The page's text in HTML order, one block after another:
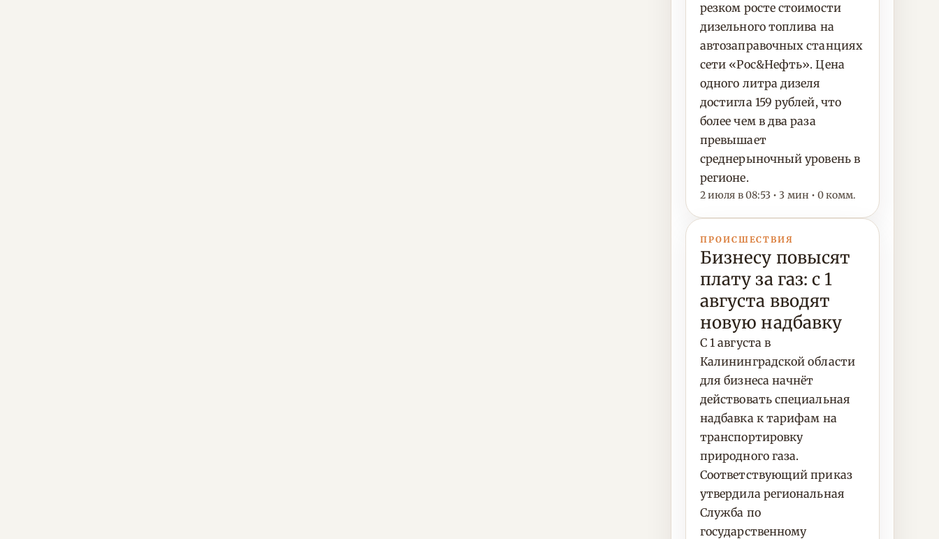
резком росте стоимости
дизельного топлива на
автозаправочных станциях
сети «Рос&Нефть». Цена
одного литра дизеля
достигла 159 рублей, что
более чем в два раза
превышает
среднерыночный уровень в
регионе.
2 июля в 08:53 • 3 мин • 0 комм.
ПРОИСШЕСТВИЯ
Бизнесу повысят
плату за газ: с 1
августа вводят
новую надбавку
С 1 августа в
Калининградской области
для бизнеса начнёт
действовать специальная
надбавка к тарифам на
транспортировку
природного газа.
Соответствующий приказ
утвердила региональная
Служба по
государственному